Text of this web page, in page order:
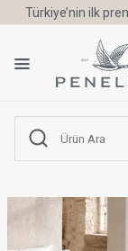
Türkiye’nin ilk